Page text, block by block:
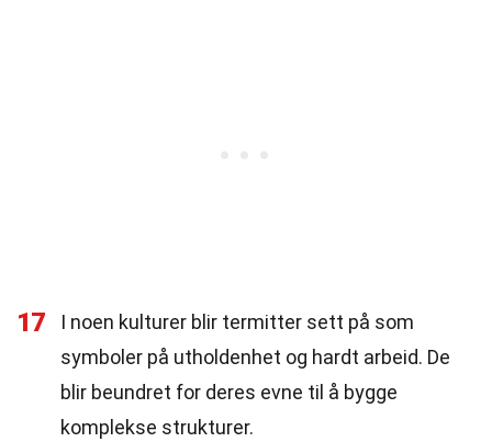
17
I noen kulturer blir termitter sett på som
symboler på utholdenhet og hardt arbeid. De
blir beundret for deres evne til å bygge
komplekse strukturer.